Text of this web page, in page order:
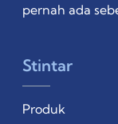
pernah ada
Stintar
Produk